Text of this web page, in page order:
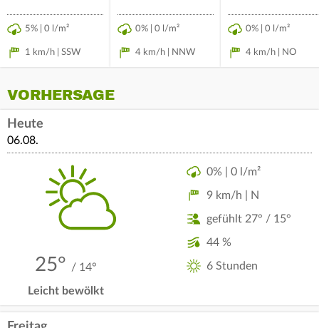
5% | 0 l/m²
1 km/h | SSW
0% | 0 l/m²
4 km/h | NNW
0% | 0 l/m²
4 km/h | NO
VORHERSAGE
Heute
06.08.
25° / 14°
Leicht bewölkt
0% | 0 l/m²
9 km/h | N
gefühlt 27° / 15°
44 %
6 Stunden